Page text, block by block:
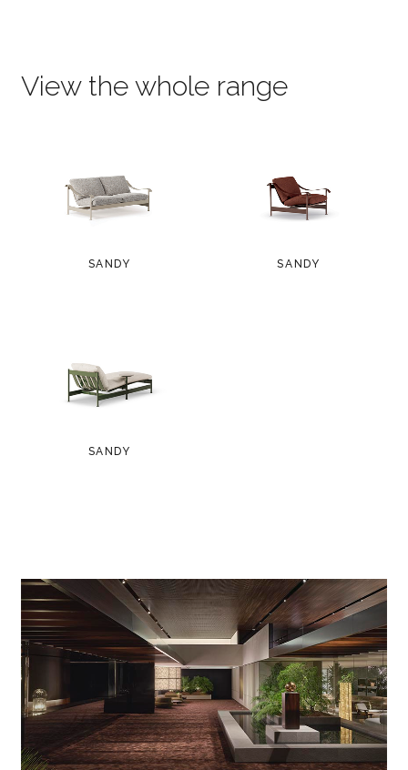
View the whole range
SANDY SANDY
SANDY